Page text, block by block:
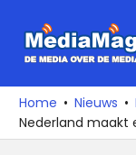
naar
media
over
de
Home Nieuws
Nederland maakt